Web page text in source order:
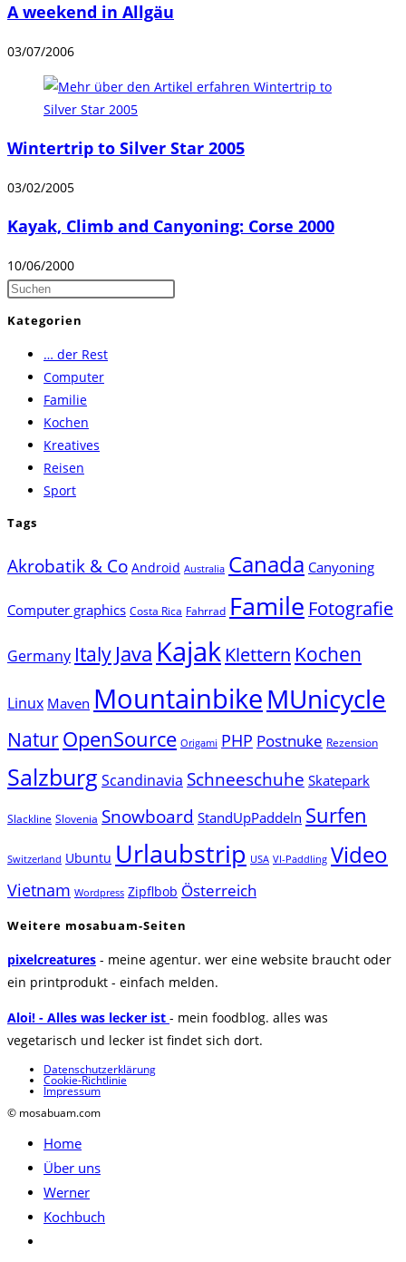
A weekend in Allgäu
03/07/2006
Wintertrip to Silver Star 2005
03/02/2005
Kayak, Climb and Canyoning: Corse 2000
10/06/2000
Press
Kategorien
… der Rest
Computer
Familie
Kochen
Kreatives
Reisen
Sport
Tags
Akrobatik & Co Android Australia Canada Canyoning
Computer graphics Costa Rica Fahrrad Famile Fotografie
Germany Italy Java Kajak Klettern Kochen
Linux Maven MountainbikeMUnicycle
NaturOpenSource Origami PHP Postnuke Rezension
SalzburgScandinavia Schneeschuhe Skatepark
Slackline Slovenia Snowboard StandUpPaddeln Surfen
Switzerland Ubuntu Urlaubstrip USA VI-Paddling Video
Vietnam Wordpress Zipflbob Österreich
Weitere mosabuam-Seiten
pixelcreatures - meine agentur. wer eine website braucht oder
ein printprodukt - einfach melden.
Aloi! - Alles was lecker ist - mein foodblog. alles was
vegetarisch und lecker ist findet sich dort.
Datenschutzerklärung
Cookie-Richtlinie
Impressum
© mosabuam.com
Home
Über uns
Werner
Kochbuch